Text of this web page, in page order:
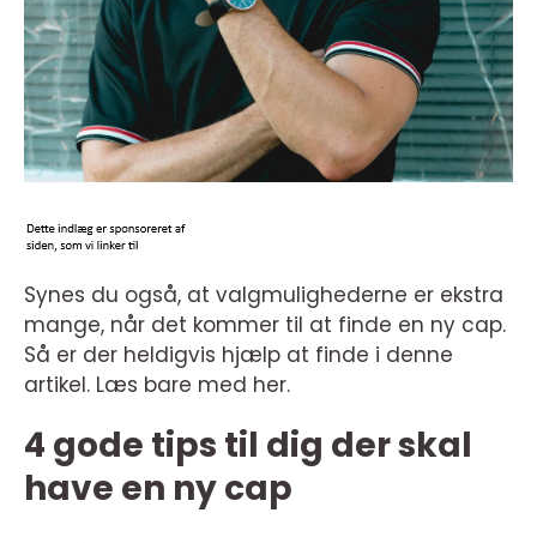
Synes du også, at valgmulighederne er ekstra
mange, når det kommer til at finde en ny cap.
Så er der heldigvis hjælp at finde i denne
artikel. Læs bare med her.
4 gode tips til dig der skal
have en ny cap